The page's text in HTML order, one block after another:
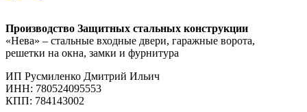
Производство Защитных стальных конструкции
«Нева» – стальные входные двери, гаражные ворота,
решетки на окна, замки и фурнитура
ИП Русмиленко Дмитрий Ильич
ИНН: 780524095553
КПП: 784143002